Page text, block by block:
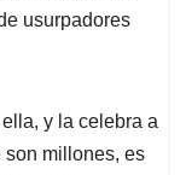
usurpadores
y la celebra a
son millones, es